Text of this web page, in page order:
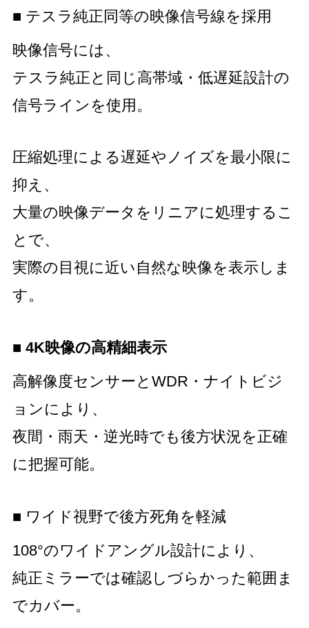
■ テスラ純正同等の映像信号線を採用
映像信号には、
テスラ純正と同じ高帯域・低遅延設計の
信号ラインを使用。
圧縮処理による遅延やノイズを最小限に
抑え、
大量の映像データをリニアに処理するこ
とで、
実際の目視に近い自然な映像を表示しま
す。
■ 4K映像の高精細表示
高解像度センサーとWDR・ナイトビジ
ョンにより、
夜間・雨天・逆光時でも後方状況を正確
に把握可能。
■ ワイド視野で後方死角を軽減
108°のワイドアングル設計により、
純正ミラーでは確認しづらかった範囲ま
でカバー。